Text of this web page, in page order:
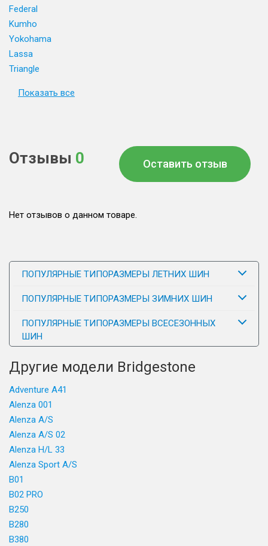
Federal
Kumho
Yokohama
Lassa
Triangle
Показать все
Отзывы 0 Оставить отзыв
Нет отзывов о данном товаре.
ПОПУЛЯРНЫЕ ТИПОРАЗМЕРЫ ЛЕТНИХ ШИН
ПОПУЛЯРНЫЕ ТИПОРАЗМЕРЫ ЗИМНИХ ШИН
ПОПУЛЯРНЫЕ ТИПОРАЗМЕРЫ ВСЕСЕЗОННЫХ
ШИН
Другие модели Bridgestone
Adventure A41
Alenza 001
Alenza A/S
Alenza A/S 02
Alenza H/L 33
Alenza Sport A/S
B01
B02 PRO
B250
B280
B380